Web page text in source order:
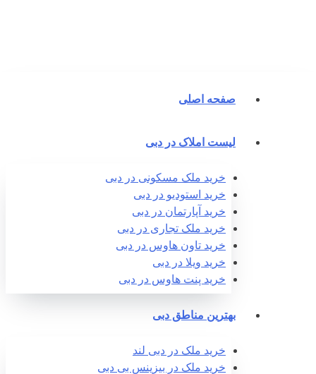
صفحه اصلی
لیست املاک در دبی
خرید ملک مسکونی در دبی
خرید استودیو در دبی
خرید آپارتمان در دبی
خرید ملک تجاری در دبی
خرید تاون هاوس در دبی
خرید ویلا در دبی
خرید پنت هاوس در دبی
بهترین مناطق دبی
خرید ملک در دبی لند
خرید ملک در بیزینس بی دبی